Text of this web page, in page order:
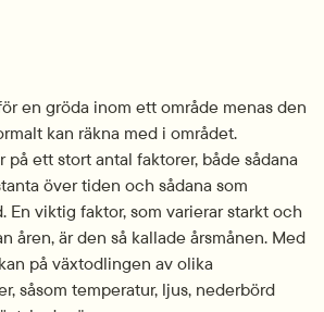
en gröda inom ett område menas den
kan räkna med i området.
ett stort antal faktorer, både sådana
över tiden och sådana som
En viktig faktor, som varierar starkt och
åren, är den så kallade årsmånen. Med
på växtodlingen av olika
såsom temperatur, ljus, nederbörd